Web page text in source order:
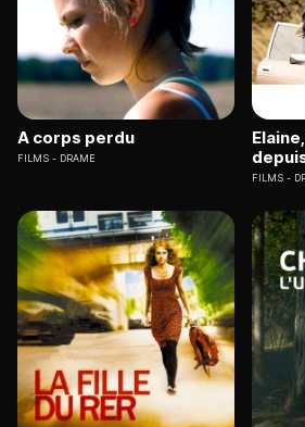
A corps perdu
FILMS DRAME
FILMS